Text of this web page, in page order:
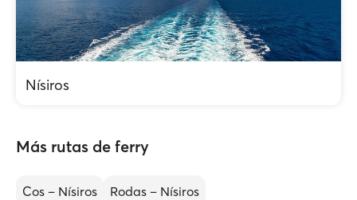
Nísiros
Más rutas de ferry
Cos – Nísiros Rodas – Nísiros